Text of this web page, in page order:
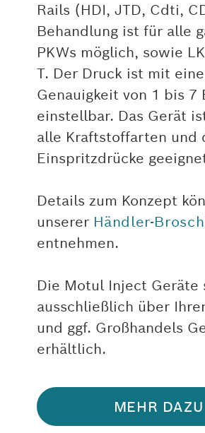
Rails (HDI, JTD, Cdti,
Behandlung ist für alle
PKWs möglich, sowie
T. Der Druck ist mit
Genauigkeit von 1 bis 7
einstellbar. Das Gerät
alle Kraftstoffarten und
Einspritzdrücke
Details zum Konzept
unserer Händler-
entnehmen.
Die Motul Inject Geräte
ausschließlich über
und ggf. Großhandels
erhältlich.
MEHR DAZU